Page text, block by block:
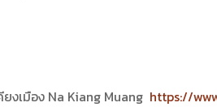
งเมือง Na Kiang Muang https://